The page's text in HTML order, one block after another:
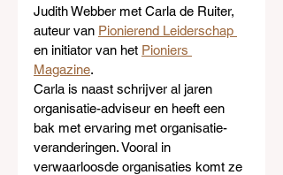
Judith Webber met Carla de Ruiter,
auteur van Pionierend Leiderschap
en initiator van het Pioniers
Magazine.
Carla is naast schrijver al jaren
organisatie-adviseur en heeft een
bak met ervaring met organisatie-
veranderingen. Vooral in
verwaarloosde organisaties komt ze